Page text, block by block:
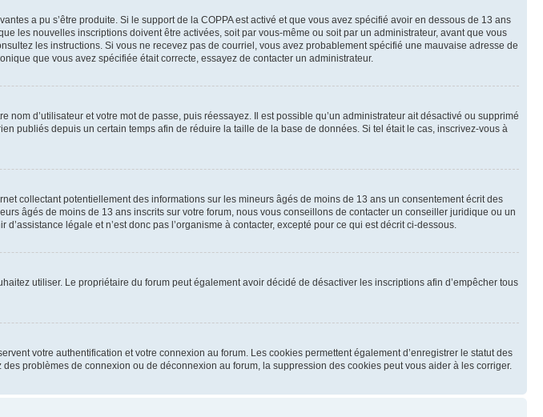
a pu s’être produite. Si le support de la COPPA est activé et que vous avez spécifié avoir en dessous de 13 ans
les nouvelles inscriptions doivent être activées, soit par vous-même ou soit par un administrateur, avant que vous
les instructions. Si vous ne recevez pas de courriel, vous avez probablement spécifié une mauvaise adresse de
que vous avez spécifiée était correcte, essayez de contacter un administrateur.
d’utilisateur et votre mot de passe, puis réessayez. Il est possible qu’un administrateur ait désactivé ou supprimé
publiés depuis un certain temps afin de réduire la taille de la base de données. Si tel était le cas, inscrivez-vous à
collectant potentiellement des informations sur les mineurs âgés de moins de 13 ans un consentement écrit des
âgés de moins de 13 ans inscrits sur votre forum, nous vous conseillons de contacter un conseiller juridique ou un
légale et n’est donc pas l’organisme à contacter, excepté pour ce qui est décrit ci-dessous.
utiliser. Le propriétaire du forum peut également avoir décidé de désactiver les inscriptions afin d’empêcher tous
votre authentification et votre connexion au forum. Les cookies permettent également d’enregistrer le statut des
problèmes de connexion ou de déconnexion au forum, la suppression des cookies peut vous aider à les corriger.